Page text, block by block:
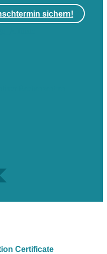
sichern!
Certificate